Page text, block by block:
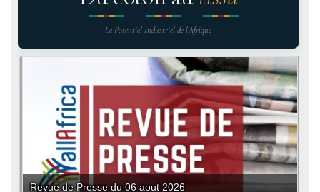
Le Potentiel Industriel de l'Afrique
Revue de Presse du 06 aout 2026